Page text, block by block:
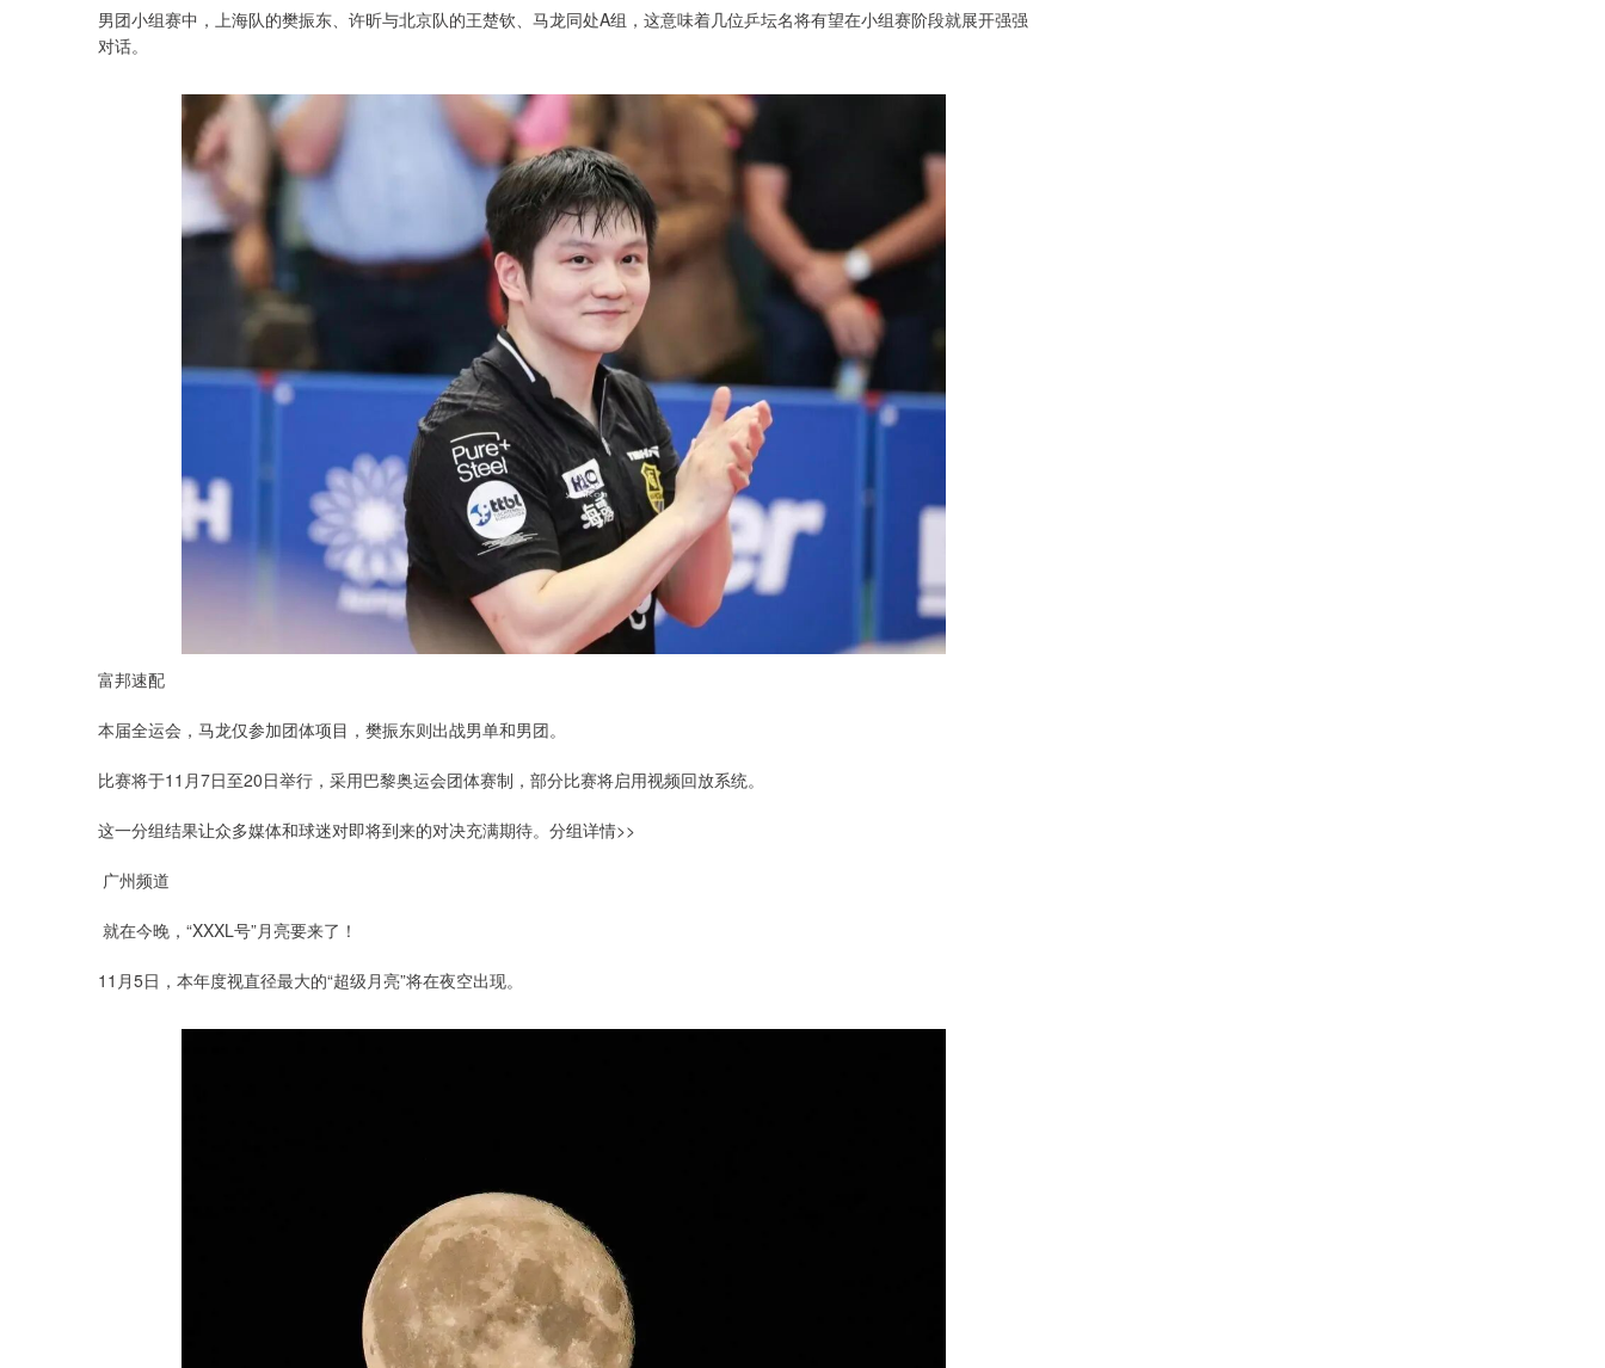
男团小组赛中，上海队的樊振东、许昕与北京队的王楚钦、马龙同处A组，这意味着几位乒坛名将有望在小组赛阶段就展开强强
对话。
富邦速配
本届全运会，马龙仅参加团体项目，樊振东则出战男单和男团。
比赛将于11月7日至20日举行，采用巴黎奥运会团体赛制，部分比赛将启用视频回放系统。
这一分组结果让众多媒体和球迷对即将到来的对决充满期待。分组详情>>
广州频道
就在今晚，“XXXL号”月亮要来了！
11月5日，本年度视直径最大的“超级月亮”将在夜空出现。